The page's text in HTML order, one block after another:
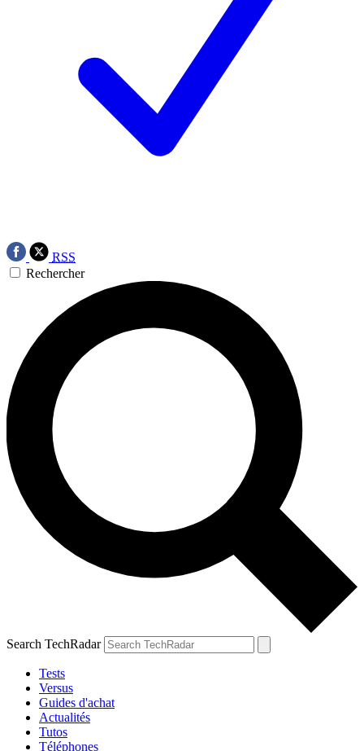
RSS
Rechercher
Search TechRadar
Tests
Versus
Guides d'achat
Actualités
Tutos
Téléphones